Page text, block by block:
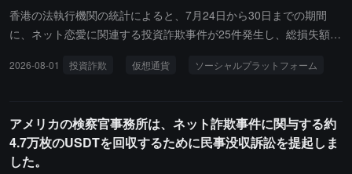
どリターンが高くなるとし、上下線の分配を設定して人を引き込む
ことを奨励しました。2026年7月、香港証券監察委員会はこれを疑
然停止し、出金できなくなり、カスタマーサービスは連絡が取れな
香港の法執行機関の統計によると、7月24日から30日までの期間
に、ネット恋愛に関連する投資詐欺事件が25件発生し、総損失額は
ト恋愛投資詐欺事件で、ある50代の保険業者が自称「自動車売買業
超えていることを発見しましたが、出金を申請した際に拒否され、
その後、ネット恋愛相手といわゆる投資専門家の両方が同時に連絡
が取れなくなり、被害者は最終的に2600万香港ドルを超える損失を
2026-08-01 投資詐欺 仮想通貨 ソーシャルプラットフォーム
アメリカの検察官事務所は、ネット詐欺事件に関与する約
4.7万枚のUSDTを回収するために民事没収訴訟を提起しま
した。